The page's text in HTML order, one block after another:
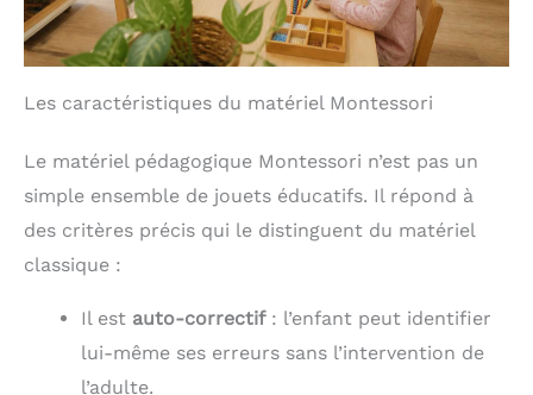
Les caractéristiques du matériel Montessori
Le matériel pédagogique Montessori n’est pas un
simple ensemble de jouets éducatifs. Il répond à
des critères précis qui le distinguent du matériel
classique :
Il est auto-correctif: l’enfant peut identifier
lui-même ses erreurs sans l’intervention de
l’adulte.